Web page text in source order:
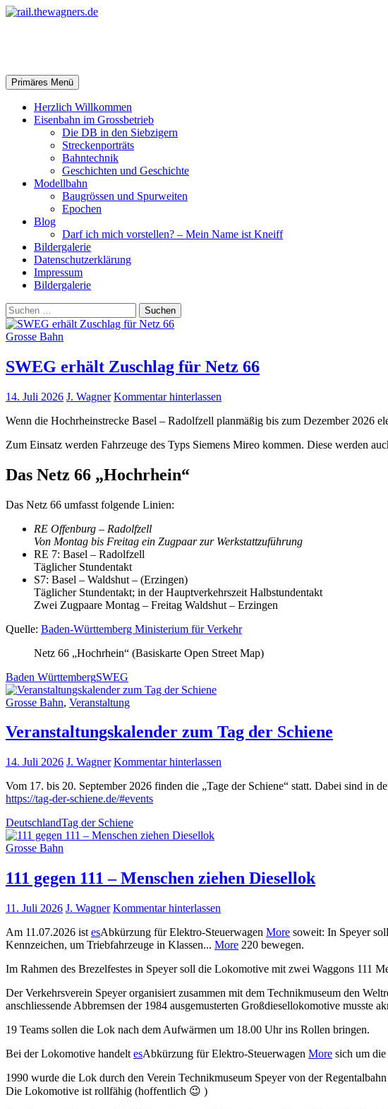
Zum
Suchen
Primäres Menü
Herzlich Willkommen
Eisenbahn im Grossbetrieb
Die DB in den Siebzigern
Streckenporträts
Bahntechnik
Geschichten und Geschichte
Modellbahn
Baugrössen und Spurweiten
Epochen
Blog
Darf ich mich vorstellen? – Mein Name ist Kneiff
Bildergalerie
Datenschutzerklärung
Impressum
Bildergalerie
Suchen
nach:
Grosse Bahn
SWEG erhält Zuschlag für Netz 66
14. Juli 2026 J. Wagner Kommentar hinterlassen
Wenn die Hochrheinstrecke Basel – Radolfzell planmäßig bis zum Dezember 2026
Zum Einsatz werden Fahrzeuge des Typs Siemens Mireo kommen. Diese werden
Das Netz 66 „Hochrhein“
Das Netz 66 umfasst folgende Linien:
RE Offenburg – Radolfzell
Von Montag bis Freitag ein Zugpaar zur Werkstattzuführung
RE 7: Basel – Radolfzell
Täglicher Stundentakt
S7: Basel – Waldshut – (Erzingen)
Täglicher Stundentakt; in der Hauptverkehrszeit Halbstundentakt
Zwei Zugpaare Montag – Freitag Waldshut – Erzingen
Quelle: Baden-Württemberg Ministerium für Verkehr
Netz 66 „Hochrhein“ (Basiskarte Open Street Map)
Baden WürttembergSWEG
Grosse Bahn, Veranstaltung
Veranstaltungskalender zum Tag der Schiene
14. Juli 2026 J. Wagner Kommentar hinterlassen
Vom 17. bis 20. September 2026 finden die „Tage der Schiene“ statt. Dabei sind in
https://tag-der-schiene.de/#events
DeutschlandTag der Schiene
Grosse Bahn
111 gegen 111 – Menschen ziehen Diesellok
11. Juli 2026 J. Wagner Kommentar hinterlassen
Am 11.07.2026 ist esAbkürzung für Elektro-Steuerwagen More soweit: In Speyer
Kennzeichen, um Triebfahrzeuge in Klassen... More 220 bewegen.
Im Rahmen des Brezelfestes in Speyer soll die Lokomotive mit zwei Waggons 111
Der Verkehrsverein Speyer organisiert zusammen mit dem Technikmuseum den
anschliessende Abbremsen der 1984 ausgemusterten Großdiesellokomotive musste
19 Teams sollen die Lok nach dem Aufwärmen um 18.00 Uhr ins Rollen bringen.
Bei der Lokomotive handelt esAbkürzung für Elektro-Steuerwagen More sich um
1990 wurde die Lok durch den Verein Technikmuseum Speyer von der
Die Lokomotive ist rollfähig (hoffentlich 😉 )